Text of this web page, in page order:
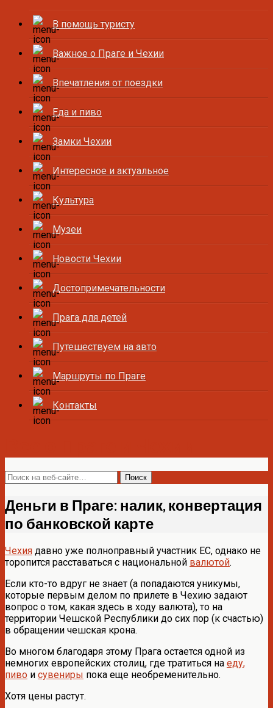
В помощь туристу
Важное о Праге и Чехии
Впечатления от поездки
Еда и пиво
Замки Чехии
Интересное и актуальное
Культура
Музеи
Новости Чехии
Достопримечательности
Прага для детей
Путешествуем на авто
Маршруты по Праге
Контакты
Деньги в Праге: налик, конвертация
по банковской карте
Чехия давно уже полноправный участник ЕС, однако не
торопится расставаться с национальной валютой.
Если кто-то вдруг не знает (а попадаются уникумы,
которые первым делом по прилете в Чехию задают
вопрос о том, какая здесь в ходу валюта), то на
территории Чешской Республики до сих пор (к счастью)
в обращении чешская крона.
Во многом благодаря этому Прага остается одной из
немногих европейских столиц, где тратиться на еду,
пиво и сувениры пока еще необременительно.
Хотя цены растут.